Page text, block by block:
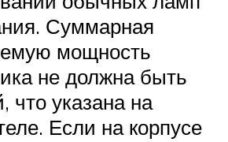
Суммарная
мощность
не должна быть
что указана на
Если на корпусе